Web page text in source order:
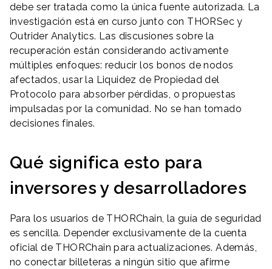
debe ser tratada como la única fuente autorizada. La
investigación está en curso junto con THORSec y
Outrider Analytics. Las discusiones sobre la
recuperación están considerando activamente
múltiples enfoques: reducir los bonos de nodos
afectados, usar la Liquidez de Propiedad del
Protocolo para absorber pérdidas, o propuestas
impulsadas por la comunidad. No se han tomado
decisiones finales.
Qué significa esto para
inversores y desarrolladores
Para los usuarios de THORChain, la guía de seguridad
es sencilla. Depender exclusivamente de la cuenta
oficial de THORChain para actualizaciones. Además,
no conectar billeteras a ningún sitio que afirme